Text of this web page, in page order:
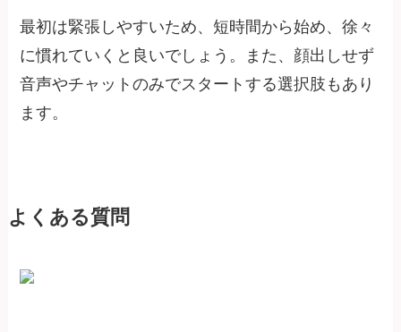
最初は緊張しやすいため、短時間から始め、徐々
に慣れていくと良いでしょう。また、顔出しせず
音声やチャットのみでスタートする選択肢もあり
ます。
よくある質問